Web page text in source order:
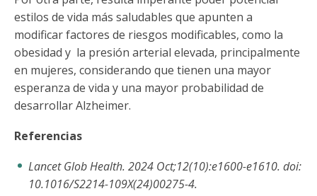
estilos de vida más saludables que apunten a
modificar factores de riesgos modificables, como la
obesidad y la presión arterial elevada, principalmente
en mujeres, considerando que tienen una mayor
esperanza de vida y una mayor probabilidad de
desarrollar Alzheimer.
Referencias
Lancet Glob Health. 2024 Oct;12(10):e1600-e1610. doi:
10.1016/S2214-109X(24)00275-4.